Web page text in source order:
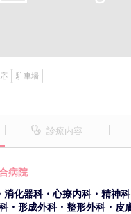
駐車場
診療内容
病院
消化器科・心療内科・精神
・形成外科・整形外科・皮